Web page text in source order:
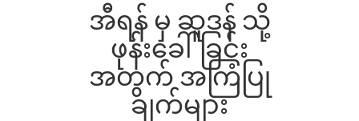
အီရန် မှ ဆူဒန် သို့
ဖုန်းခေါ်ခြင်း
အတွက် အကြံပြု
ချက်များ